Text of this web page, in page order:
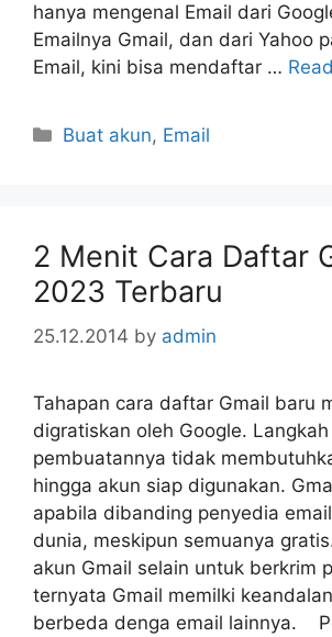
hanya mengenal Email dari
Emailnya Gmail, dan dari Yahoo
Email, kini bisa mendaftar …
Categories
Buat akun, Email
2 Menit Cara Daftar
2023 Terbaru
25.12.2014 by admin
Tahapan cara daftar Gmail baru
digratiskan oleh Google.
pembuatannya tidak
hingga akun siap digunakan.
apabila dibanding penyedia
dunia, meskipun semuanya
akun Gmail selain untuk berkrim
ternyata Gmail memilki
berbeda denga email lainnya.